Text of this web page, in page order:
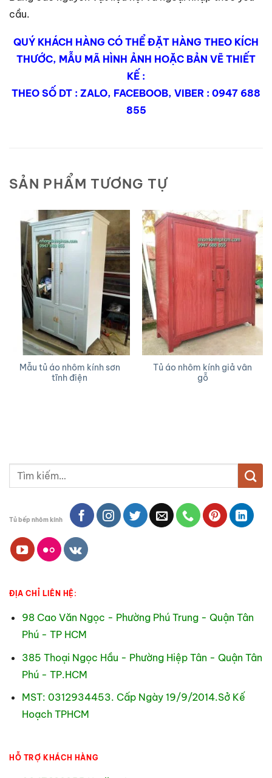
cầu.
QUÝ KHÁCH HÀNG CÓ THỂ ĐẶT HÀNG THEO KÍCH
THƯỚC, MẪU MÃ HÌNH ẢNH HOẶC BẢN VẼ THIẾT
KẾ :
THEO SỐ DT : ZALO, FACEBOOB, VIBER : 0947 688
855
SẢN PHẨM TƯƠNG TỰ
Mẫu tủ áo nhôm kính sơn
tĩnh điện
Tủ áo nhôm kính giả vân
gỗ
Tìm
kiếm:
Tủ bếp nhôm kính
ĐỊA CHỈ LIÊN HỆ:
98 Cao Văn Ngọc - Phường Phú Trung - Quận Tân
Phú - TP HCM
385 Thoại Ngọc Hầu - Phường Hiệp Tân - Quận Tân
Phú - TP.HCM
MST: 0312934453. Cấp Ngày 19/9/2014.Sở Kế
Hoạch TPHCM
HỖ TRỢ KHÁCH HÀNG